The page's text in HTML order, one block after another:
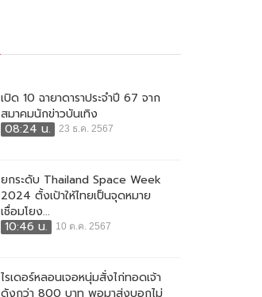
เปิด 10 ฉายาดาราประจำปี 67 จาก
สมาคมนักข่าวบันเทิง
08:24 น.
23 ธ.ค. 2567
ยกระดับ Thailand Space Week
2024 ตั้งเป้าให้ไทยเป็นจุดหมาย
เชื่อมโยง...
10:46 น.
10 ต.ค. 2567
ไรเดอร์หลอนเจอหนุ่มสั่งไก่ทอดเจ้า
ดังกว่า 800 บาท พอมาส่งบอกไม่